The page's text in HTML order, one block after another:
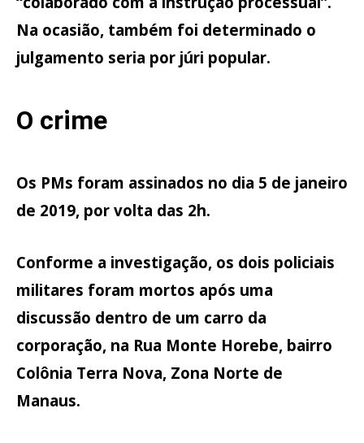
Na ocasião, também foi determinado o
julgamento seria por júri popular.
O crime
Os PMs foram assinados no dia 5 de janeiro
de 2019, por volta das 2h.
Conforme a investigação, os dois policiais
militares foram mortos após uma
discussão dentro de um carro da
corporação, na Rua Monte Horebe, bairro
Colônia Terra Nova, Zona Norte de
Manaus.